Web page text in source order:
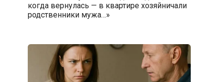
когда вернулась — в квартире хозяйничали
родственники мужа…»